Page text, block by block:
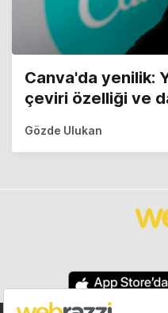
Canva'da yenilik:
çeviri özelliği ve
Gözde Ulukan